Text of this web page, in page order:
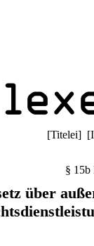
[Titelei] [
§ 15b
über